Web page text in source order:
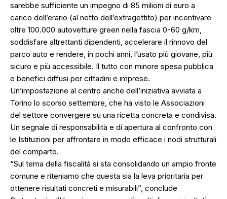
sarebbe sufficiente un impegno di 85 milioni di euro a
carico dell’erario (al netto dell’extragettito) per incentivare
oltre 100.000 autovetture green nella fascia 0-60 g/km,
soddisfare altrettanti dipendenti, accelerare il rinnovo del
parco auto e rendere, in pochi anni, l’usato più giovane, più
sicuro e più accessibile. Il tutto con minore spesa pubblica
e benefici diffusi per cittadini e imprese.
Un’impostazione al centro anche dell’iniziativa avviata a
Torino lo scorso settembre, che ha visto le Associazioni
del settore convergere su una ricetta concreta e condivisa.
Un segnale di responsabilità e di apertura al confronto con
le Istituzioni per affrontare in modo efficace i nodi strutturali
del comparto.
“Sul tema della fiscalità si sta consolidando un ampio fronte
comune e riteniamo che questa sia la leva prioritaria per
ottenere risultati concreti e misurabili”, conclude